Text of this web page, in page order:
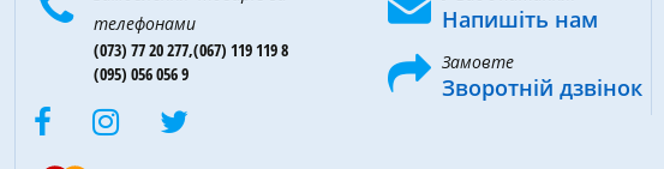
телефонами
(073) 77 20 277,(067) 119 119 8
(095) 056 056 9
Напишіть нам
Замовте
Зворотній дзвінок